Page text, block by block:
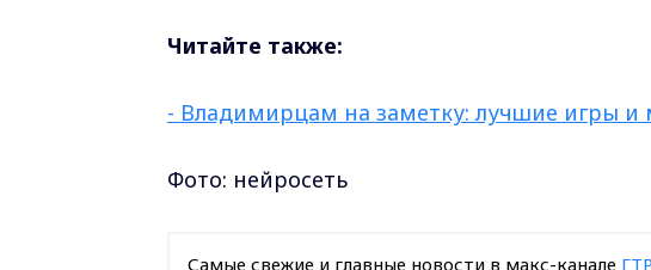
Читайте также:
- Владимирцам на заметку: лучшие игры и
Фото: нейросеть
Самые свежие и главные новости в макс-канале